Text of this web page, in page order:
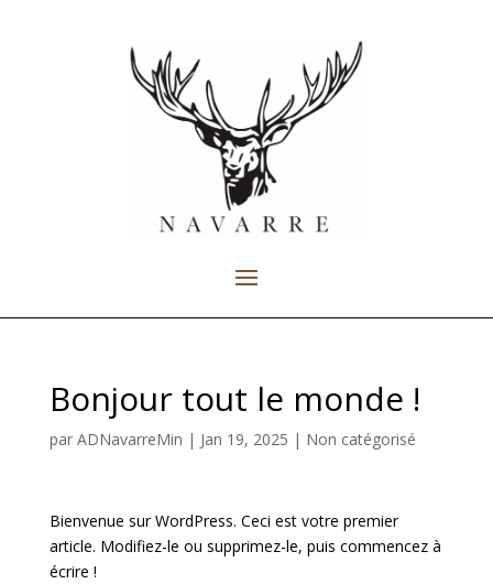
Bonjour tout le monde !
par ADNavarreMin | Jan 19, 2025 | Non catégorisé
Bienvenue sur WordPress. Ceci est votre premier
article. Modifiez-le ou supprimez-le, puis commencez à
écrire !